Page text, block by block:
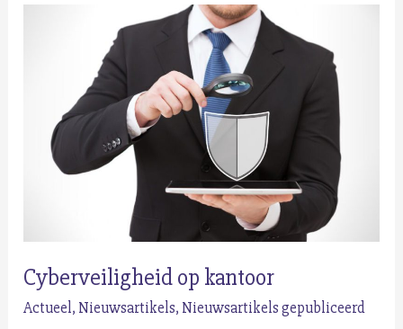
met
Barbara
Cyberveiligheid op kantoor
Actueel, Nieuwsartikels, Nieuwsartikels gepubliceerd